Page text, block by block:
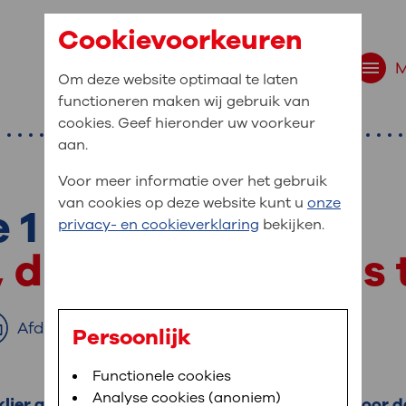
navigatie
bent u naar op
Bloedafname,MijnOLVG,Digitalisering
medische gegevens
In MijnOLVG kunt u uw medische
het u uitkomt. OLVG breidt MijnOLVG
mellitus
Afdrukken
Cookievoorkeuren
Om deze website optimaal te laten
functioneren maken wij gebruik van
cookies. Geef hieronder uw voorkeur
aan.
Voor meer informatie over het gebruik
van cookies op deze website kunt u onze
privacy- en cookieverklaring bekijken.
Persoonlijk
Functionele cookies
Analyse cookies (anoniem)